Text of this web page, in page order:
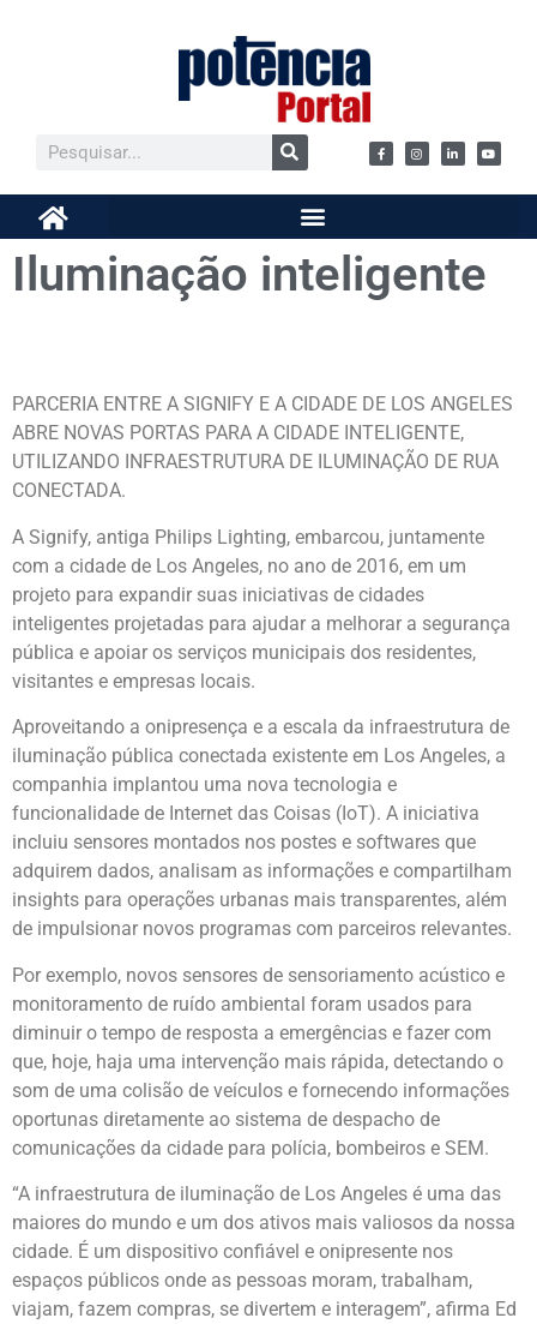
Iluminação inteligente
PARCERIA ENTRE A SIGNIFY E A CIDADE DE LOS ANGELES
ABRE NOVAS PORTAS PARA A CIDADE INTELIGENTE,
UTILIZANDO INFRAESTRUTURA DE ILUMINAÇÃO DE RUA
CONECTADA.
A Signify, antiga Philips Lighting, embarcou, juntamente
com a cidade de Los Angeles, no ano de 2016, em um
projeto para expandir suas iniciativas de cidades
inteligentes projetadas para ajudar a melhorar a segurança
pública e apoiar os serviços municipais dos residentes,
visitantes e empresas locais.
Aproveitando a onipresença e a escala da infraestrutura de
iluminação pública conectada existente em Los Angeles, a
companhia implantou uma nova tecnologia e
funcionalidade de Internet das Coisas (IoT). A iniciativa
incluiu sensores montados nos postes e softwares que
adquirem dados, analisam as informações e compartilham
insights para operações urbanas mais transparentes, além
de impulsionar novos programas com parceiros relevantes.
Por exemplo, novos sensores de sensoriamento acústico e
monitoramento de ruído ambiental foram usados para
diminuir o tempo de resposta a emergências e fazer com
que, hoje, haja uma intervenção mais rápida, detectando o
som de uma colisão de veículos e fornecendo informações
oportunas diretamente ao sistema de despacho de
comunicações da cidade para polícia, bombeiros e SEM.
“A infraestrutura de iluminação de Los Angeles é uma das
maiores do mundo e um dos ativos mais valiosos da nossa
cidade. É um dispositivo confiável e onipresente nos
espaços públicos onde as pessoas moram, trabalham,
viajam, fazem compras, se divertem e interagem”, afirma Ed